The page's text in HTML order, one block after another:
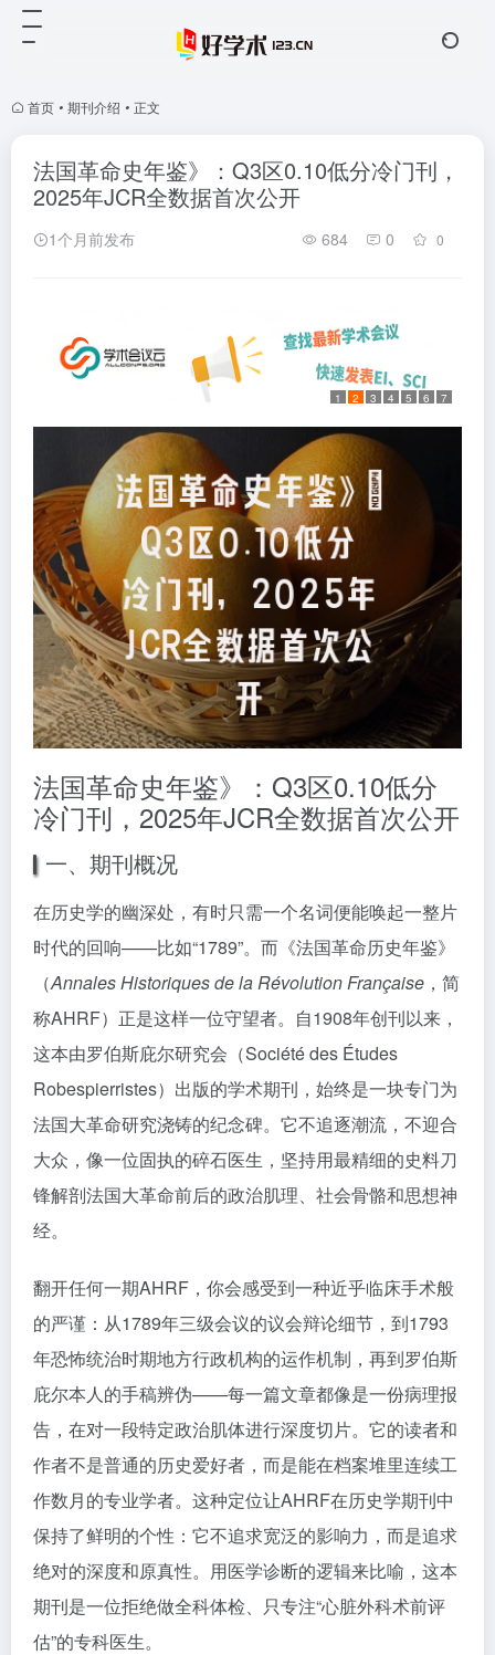
首页 • 期刊介绍 • 正文
法国革命史年鉴》：Q3区0.10低分冷门刊，
2025年JCR全数据首次公开
1个月前发布 684 0 0
1 2 3 4 5 6 7
法国革命史年鉴》：Q3区0.10低分
冷门刊，2025年JCR全数据首次公开
一、期刊概况
在历史学的幽深处，有时只需一个名词便能唤起一整片
时代的回响——比如“1789”。而《法国革命历史年鉴》
（Annales Historiques de la Révolution Française ，简
称AHRF）正是这样一位守望者。自1908年创刊以来，
这本由罗伯斯庇尔研究会（Société des Études
Robespierristes）出版的学术期刊，始终是一块专门为
法国大革命研究浇铸的纪念碑。它不追逐潮流，不迎合
大众，像一位固执的碎石医生，坚持用最精细的史料刀
锋解剖法国大革命前后的政治肌理、社会骨骼和思想神
经。
翻开任何一期AHRF，你会感受到一种近乎临床手术般
的严谨：从1789年三级会议的议会辩论细节，到1793
年恐怖统治时期地方行政机构的运作机制，再到罗伯斯
庇尔本人的手稿辨伪——每一篇文章都像是一份病理报
告，在对一段特定政治肌体进行深度切片。它的读者和
作者不是普通的历史爱好者，而是能在档案堆里连续工
作数月的专业学者。这种定位让AHRF在历史学期刊中
保持了鲜明的个性：它不追求宽泛的影响力，而是追求
绝对的深度和原真性。用医学诊断的逻辑来比喻，这本
期刊是一位拒绝做全科体检、只专注“心脏外科术前评
估”的专科医生。